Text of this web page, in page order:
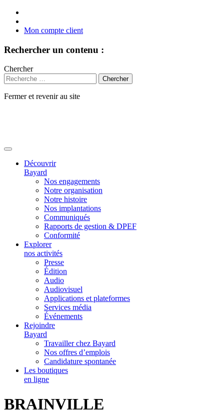
Mon compte client
Rechercher un contenu :
Chercher
Fermer et revenir au site
Découvrir
Bayard
Nos engagements
Notre organisation
Notre histoire
Nos implantations
Communiqués
Rapports de gestion & DPEF
Conformité
Explorer
nos activités
Presse
Édition
Audio
Audiovisuel
Applications et plateformes
Services média
Événements
Rejoindre
Bayard
Travailler chez Bayard
Nos offres d’emplois
Candidature spontanée
Les boutiques
en ligne
BRAINVILLE